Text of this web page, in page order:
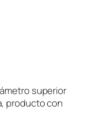
superior
producto con